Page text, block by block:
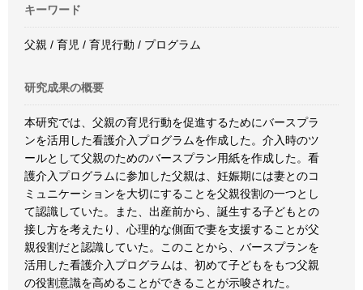
キーワード
父親 / 育児 / 育児行動 / プログラム
研究成果の概要
本研究では、父親の育児行動を促進するためにバースプラ
ンを活用した看護介入プログラムを作成した。介入時のツ
ールとして父親のためのバースプラン用紙を作成した。看
護介入プログラムに参加した父親は、妊娠期には妻とのコ
ミュニケーションを大切にすることを父親役割の一つとし
て認識していた。また、出産前から、誕生する子どもとの
接し方を考えたり、心理的な側面で妻を支援することが父
親役割だと認識していた。このことから、バースプランを
活用した看護介入プログラムは、初めて子どもをもつ父親
の役割意識を高めることができることが示唆された。